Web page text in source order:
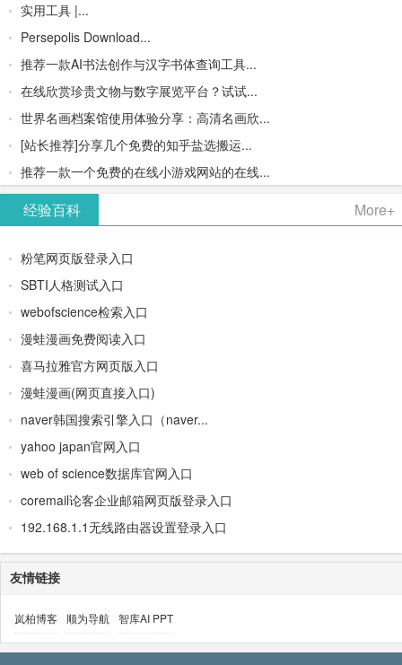
实用工具 |...
Persepolis Download...
推荐一款AI书法创作与汉字书体查询工具...
在线欣赏珍贵文物与数字展览平台？试试...
世界名画档案馆使用体验分享：高清名画欣...
[站长推荐]分享几个免费的知乎盐选搬运...
推荐一款一个免费的在线小游戏网站的在线...
经验百科 More+
粉笔网页版登录入口
SBTI人格测试入口
webofscience检索入口
漫蛙漫画免费阅读入口
喜马拉雅官方网页版入口
漫蛙漫画(网页直接入口)
naver韩国搜索引擎入口（naver...
yahoo japan官网入口
web of science数据库官网入口
coremail论客企业邮箱网页版登录入口
192.168.1.1无线路由器设置登录入口
友情链接
岚柏博客 顺为导航 智库AI PPT